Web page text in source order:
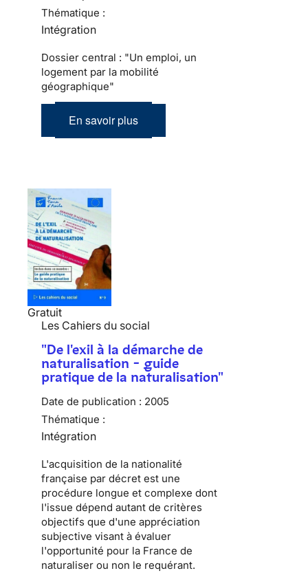
Thématique :
Intégration
Dossier central : "Un emploi, un
logement par la mobilité
géographique"
En savoir plus
Gratuit
Les Cahiers du social
"De l'exil à la démarche de
naturalisation - guide
pratique de la naturalisation"
Date de publication : 2005
Thématique :
Intégration
L'acquisition de la nationalité
française par décret est une
procédure longue et complexe dont
l'issue dépend autant de critères
objectifs que d'une appréciation
subjective visant à évaluer
l'opportunité pour la France de
naturaliser ou non le requérant.